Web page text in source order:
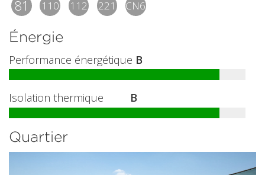
81 110 112 221 CN6
Énergie
Performance énergétique B
Isolation thermique B
Quartier